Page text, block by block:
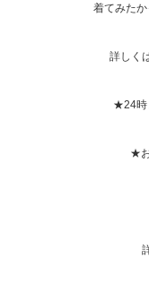
着てみた
詳しく
★24時
★